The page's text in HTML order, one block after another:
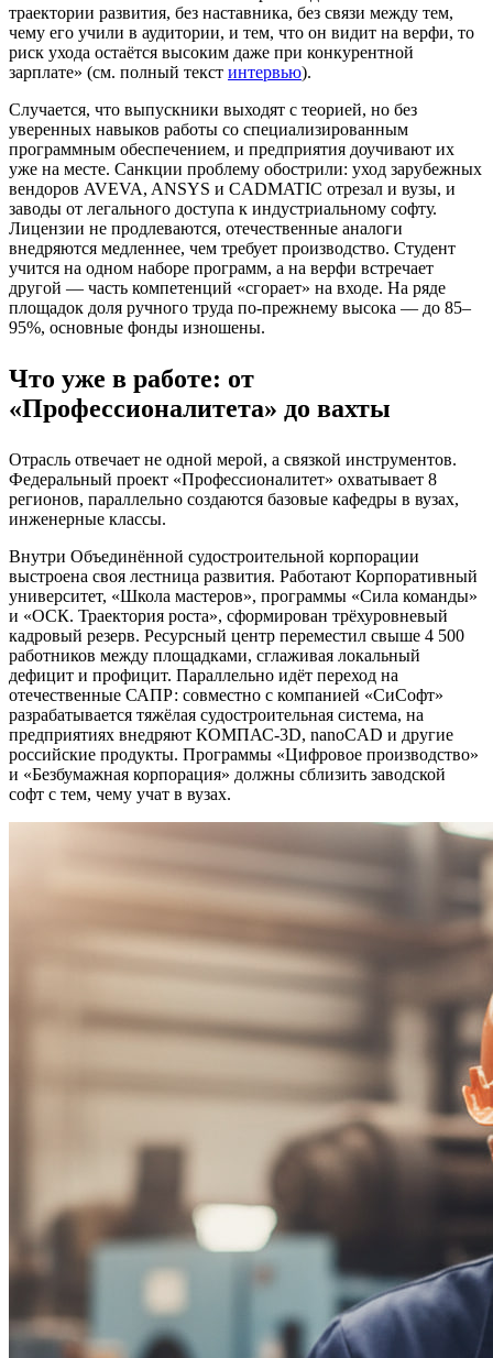
траектории развития, без наставника, без связи между тем,
чему его учили в аудитории, и тем, что он видит на верфи, то
риск ухода остаётся высоким даже при конкурентной
зарплате» (см. полный текст интервью).
Случается, что выпускники выходят с теорией, но без
уверенных навыков работы со специализированным
программным обеспечением, и предприятия доучивают их
уже на месте. Санкции проблему обострили: уход зарубежных
вендоров AVEVA, ANSYS и CADMATIC отрезал и вузы, и
заводы от легального доступа к индустриальному софту.
Лицензии не продлеваются, отечественные аналоги
внедряются медленнее, чем требует производство. Студент
учится на одном наборе программ, а на верфи встречает
другой — часть компетенций «сгорает» на входе. На ряде
площадок доля ручного труда по-прежнему высока — до 85–
95%, основные фонды изношены.
Что уже в работе: от
«Профессионалитета» до вахты
Отрасль отвечает не одной мерой, а связкой инструментов.
Федеральный проект «Профессионалитет» охватывает 8
регионов, параллельно создаются базовые кафедры в вузах,
инженерные классы.
Внутри Объединённой судостроительной корпорации
выстроена своя лестница развития. Работают Корпоративный
университет, «Школа мастеров», программы «Сила команды»
и «ОСК. Траектория роста», сформирован трёхуровневый
кадровый резерв. Ресурсный центр переместил свыше 4 500
работников между площадками, сглаживая локальный
дефицит и профицит. Параллельно идёт переход на
отечественные САПР: совместно с компанией «СиСофт»
разрабатывается тяжёлая судостроительная система, на
предприятиях внедряют КОМПАС-3D, nanoCAD и другие
российские продукты. Программы «Цифровое производство»
и «Безбумажная корпорация» должны сблизить заводской
софт с тем, чему учат в вузах.